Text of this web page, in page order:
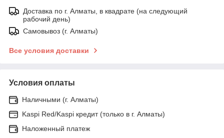
Доставка по г. Алматы, в квадрате (на следующий
рабочий день)
Самовывоз (г. Алматы)
Все условия доставки
Условия оплаты
Наличными (г. Алматы)
Kaspi Red/Kaspi кредит (только в г. Алматы)
Наложенный платеж